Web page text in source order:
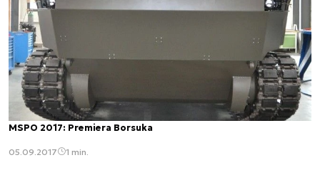
MSPO 2017: Premiera Borsuka
05.09.2017 1 min.